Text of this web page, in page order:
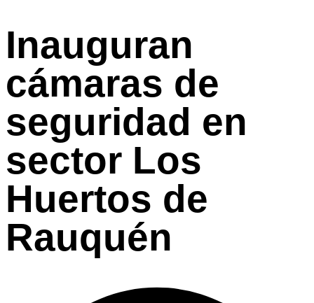
Inauguran
cámaras de
seguridad en
sector Los
Huertos de
Rauquén